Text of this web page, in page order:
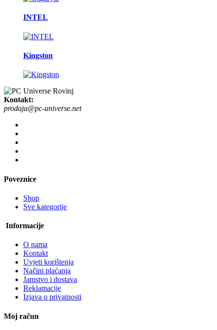
INTEL
Kingston
Kontakt:
prodaja@pc-universe.net
Poveznice
Shop
Sve kategorije
Informacije
O nama
Kontakt
Uvjeti korištenja
Načini plaćanja
Jamstvo i dostava
Reklamacije
Izjava o privatnosti
Moj račun